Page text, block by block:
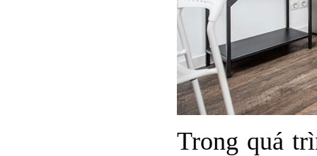
Trong quá